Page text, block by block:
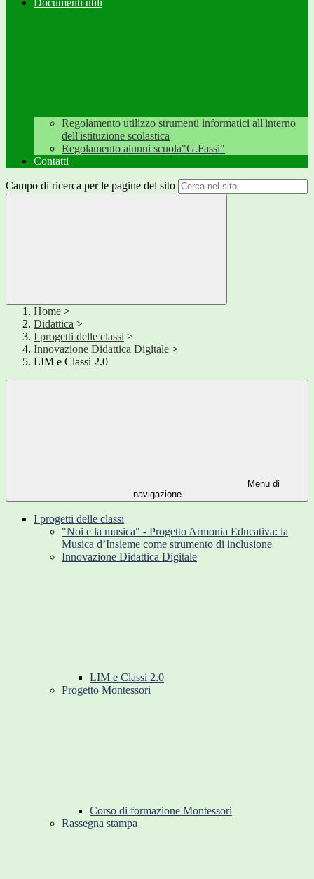
Documenti utili
Regolamento utilizzo strumenti informatici all'interno
dell'istituzione scolastica
Regolamento alunni scuola"G.Fassi"
Contatti
Campo di ricerca per le pagine del sito
Home >
Didattica >
I progetti delle classi >
Innovazione Didattica Digitale >
LIM e Classi 2.0
Menu di
navigazione
I progetti delle classi
"Noi e la musica" - Progetto Armonia Educativa: la
Musica d’Insieme come strumento di inclusione
Innovazione Didattica Digitale
LIM e Classi 2.0
Progetto Montessori
Corso di formazione Montessori
Rassegna stampa